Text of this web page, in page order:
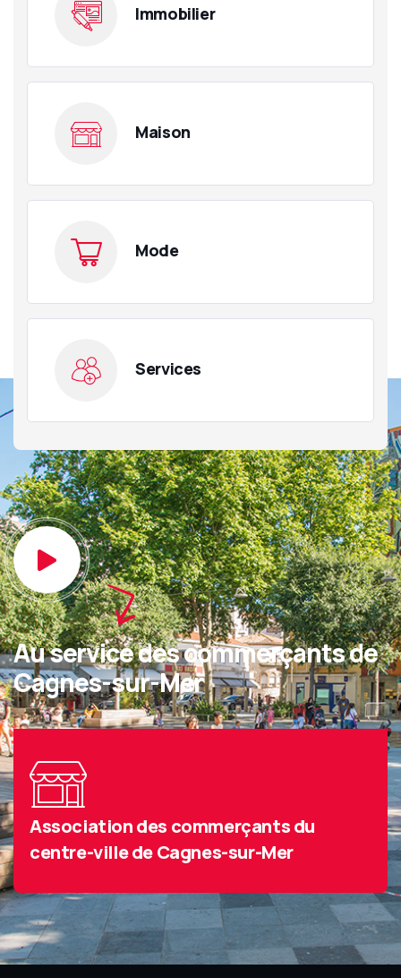
Immobilier
Maison
Mode
Services
Au service des commerçants de
Cagnes-sur-Mer
Association des commerçants du
centre-ville de Cagnes-sur-Mer